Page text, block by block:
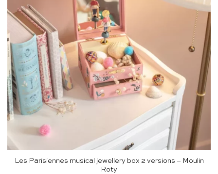
Les Parisiennes musical jewellery box 2 versions – Moulin
Roty